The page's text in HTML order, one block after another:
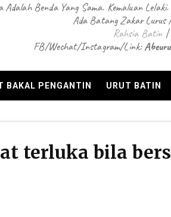
Benda Yang Sama. Kemaluan
Ada Batang Zakar Lurus
Rahsia Batin |
FB/Wechat/Instagram/Link:
BAKAL PENGANTIN URUT BATIN
terluka bila